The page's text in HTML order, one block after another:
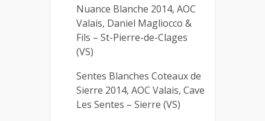
Nuance Blanche 2014, AOC
Valais, Daniel Magliocco &
Fils – St-Pierre-de-Clages
(VS)
Sentes Blanches Coteaux de
Sierre 2014, AOC Valais, Cave
Les Sentes – Sierre (VS)